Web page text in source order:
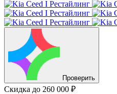
Проверить
Скидка до 260 000 ₽